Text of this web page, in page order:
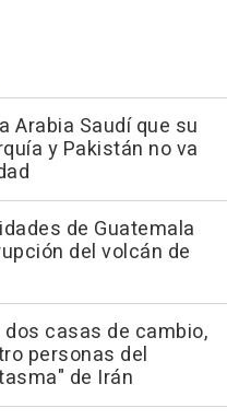
Arabia Saudí que su
y Pakistán no va
de Guatemala
del volcán de
dos casas de cambio,
personas del
de Irán